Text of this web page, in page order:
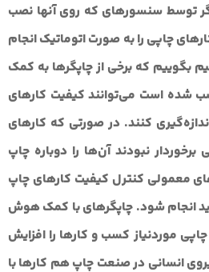
توسط سنسورهای که روی آنها نصب
چاپی را به صورت اتوماتیک انجام
بگوییم که برخی از چاپگرها به کمک
شده است می‌توانند کیفیت کارهای
کنند. در صورتی که کارهای
نبودند آن‌ها را دوباره چاپ
معمولی کنترل کیفیت کارهای چاپ
انجام شود. چاپگرهای با کمک هوش
موردنیاز کسب و کارها را افزایش
انسانی در صنعت چاپ هم کارها با